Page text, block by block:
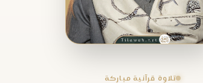
تلاوة قرآنية مباركة